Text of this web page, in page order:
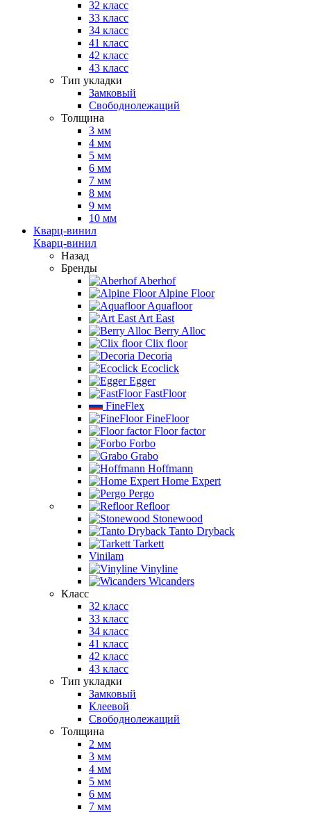
32 класс
33 класс
34 класс
41 класс
42 класс
43 класс
Тип укладки
Замковый
Свободнолежащий
Толщина
3 мм
4 мм
5 мм
6 мм
7 мм
8 мм
9 мм
10 мм
Кварц-винил
Кварц-винил
Назад
Бренды
Aberhof
Alpine Floor
Aquafloor
Art East
Berry Alloc
Clix floor
Decoria
Ecoclick
Egger
FastFloor
FineFlex
FineFloor
Floor factor
Forbo
Grabo
Hoffmann
Home Expert
Pergo
Refloor
Stonewood
Tanto Dryback
Tarkett
Vinilam
Vinyline
Wicanders
Класс
32 класс
33 класс
34 класс
41 класс
42 класс
43 класс
Тип укладки
Замковый
Клеевой
Свободнолежащий
Толщина
2 мм
3 мм
4 мм
5 мм
6 мм
7 мм